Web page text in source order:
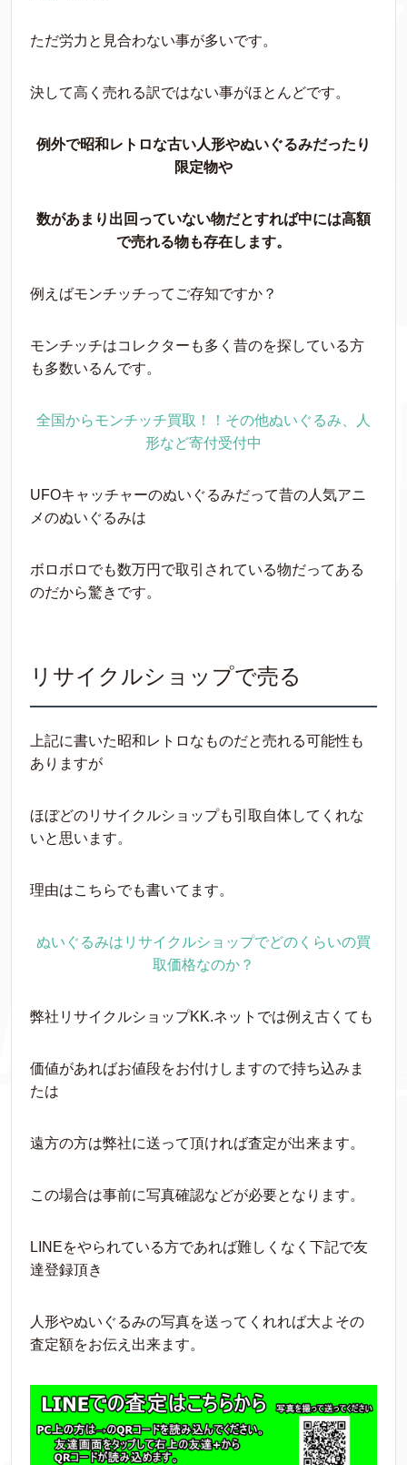
ただ労力と見合わない事が多いです。
決して高く売れる訳ではない事がほとんどです。
例外で昭和レトロな古い人形やぬいぐるみだったり
限定物や
数があまり出回っていない物だとすれば中には高額
で売れる物も存在します。
例えばモンチッチってご存知ですか？
モンチッチはコレクターも多く昔のを探している方
も多数いるんです。
全国からモンチッチ買取！！その他ぬいぐるみ、人
形など寄付受付中
UFOキャッチャーのぬいぐるみだって昔の人気アニ
メのぬいぐるみは
ボロボロでも数万円で取引されている物だってある
のだから驚きです。
リサイクルショップで売る
上記に書いた昭和レトロなものだと売れる可能性も
ありますが
ほぼどのリサイクルショップも引取自体してくれな
いと思います。
理由はこちらでも書いてます。
ぬいぐるみはリサイクルショップでどのくらいの買
取価格なのか？
弊社リサイクルショップKK.ネットでは例え古くても
価値があればお値段をお付けしますので持ち込みま
たは
遠方の方は弊社に送って頂ければ査定が出来ます。
この場合は事前に写真確認などが必要となります。
LINEをやられている方であれば難しくなく下記で友
達登録頂き
人形やぬいぐるみの写真を送ってくれれば大よその
査定額をお伝え出来ます。